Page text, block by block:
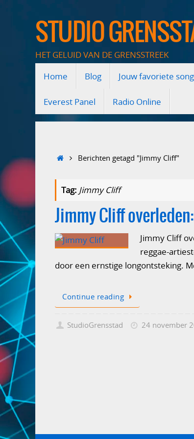
STUDIO
HET GELUID VAN DE GRENSSTREEK
naar
inhoud
Home Blog Jouw favoriete
Everest Panel Radio Online
HomeBerichten getagd "Jimmy Cliff"
Tag: Jimmy Cliff
Jimmy Cliff
Jimmy Cliff
reggae-
door een ernstige longontsteking.
Continue reading
StudioGrensstad 24 november